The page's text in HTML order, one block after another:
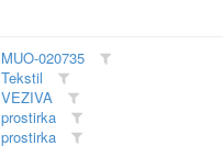
MUO-020735
Tekstil
VEZIVA
prostirka
prostirka